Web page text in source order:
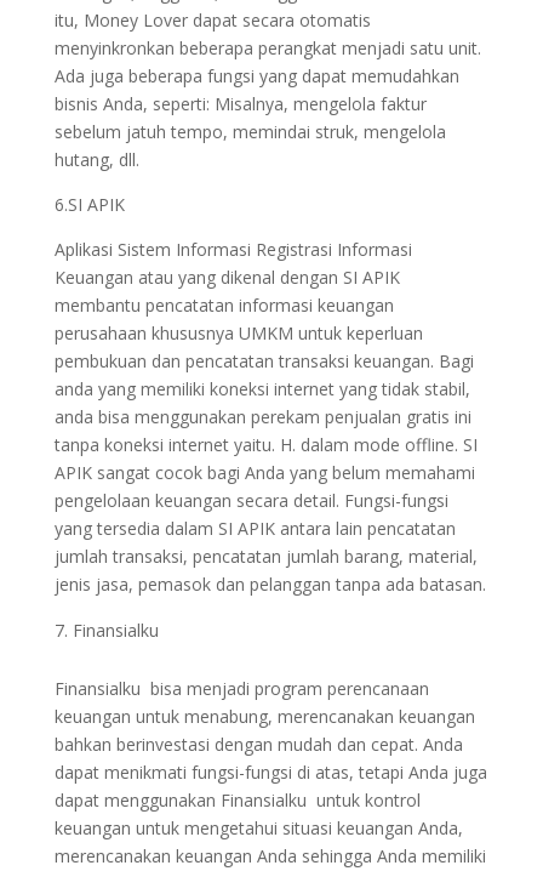
itu, Money Lover dapat secara otomatis
menyinkronkan beberapa perangkat menjadi satu unit.
Ada juga beberapa fungsi yang dapat memudahkan
bisnis Anda, seperti: Misalnya, mengelola faktur
sebelum jatuh tempo, memindai struk, mengelola
hutang, dll.
6.SI APIK
Aplikasi Sistem Informasi Registrasi Informasi
Keuangan atau yang dikenal dengan SI APIK
membantu pencatatan informasi keuangan
perusahaan khususnya UMKM untuk keperluan
pembukuan dan pencatatan transaksi keuangan. Bagi
anda yang memiliki koneksi internet yang tidak stabil,
anda bisa menggunakan perekam penjualan gratis ini
tanpa koneksi internet yaitu. H. dalam mode offline. SI
APIK sangat cocok bagi Anda yang belum memahami
pengelolaan keuangan secara detail. Fungsi-fungsi
yang tersedia dalam SI APIK antara lain pencatatan
jumlah transaksi, pencatatan jumlah barang, material,
jenis jasa, pemasok dan pelanggan tanpa ada batasan.
Finansialku
Finansialku bisa menjadi program perencanaan
keuangan untuk menabung, merencanakan keuangan
bahkan berinvestasi dengan mudah dan cepat. Anda
dapat menikmati fungsi-fungsi di atas, tetapi Anda juga
dapat menggunakan Finansialku untuk kontrol
keuangan untuk mengetahui situasi keuangan Anda,
merencanakan keuangan Anda sehingga Anda memiliki